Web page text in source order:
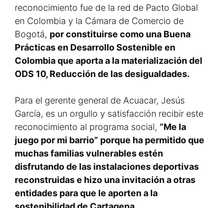
reconocimiento fue de la red de Pacto Global
en Colombia y la Cámara de Comercio de
Bogotá, por constituirse como una Buena
Prácticas en Desarrollo Sostenible en
Colombia que aporta a la materialización del
ODS 10, Reducción de las desigualdades.
Para el gerente general de Acuacar, Jesús
García, es un orgullo y satisfacción recibir este
reconocimiento al programa social, “Me la
juego por mi barrio” porque ha permitido que
muchas familias vulnerables estén
disfrutando de las instalaciones deportivas
reconstruidas e hizo una invitación a otras
entidades para que le aporten a la